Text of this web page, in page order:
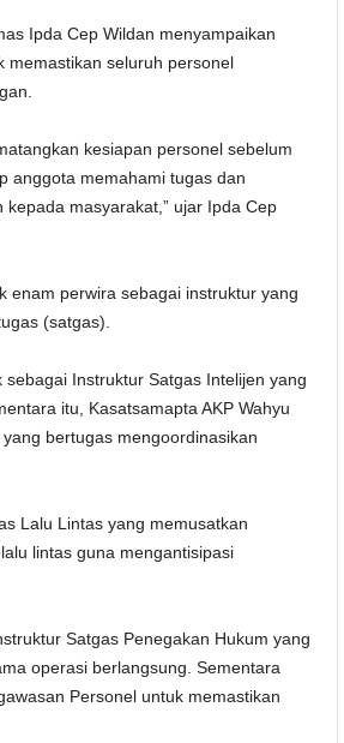
Ipda Cep Wildan menyampaikan
memastikan seluruh personel
kesiapan personel sebelum
anggota memahami tugas dan
masyarakat,” ujar Ipda Cep
enam perwira sebagai instruktur yang
(satgas).
Instruktur Satgas Intelijen yang
itu, Kasatsamapta AKP Wahyu
bertugas mengoordinasikan
Lalu Lintas yang memusatkan
lintas guna mengantisipasi
Satgas Penegakan Hukum yang
operasi berlangsung. Sementara
Personel untuk memastikan